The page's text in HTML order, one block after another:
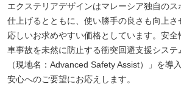
エクステリアデザインはマレーシア独自の
仕上げるとともに、使い勝手の良さも向上
応しいお求めやすい価格としています。安
車事故を未然に防止する衝突回避支援システ
（現地名：Advanced Safety Assist）」を導
安心へのご要望にお応えします。